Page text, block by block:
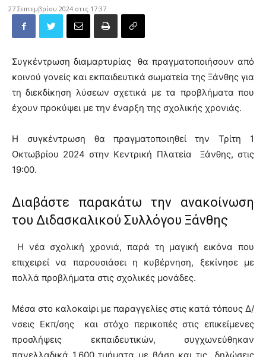
27 Σεπτεμβρίου 2024 στις 17:37
Συγκέντρωση διαμαρτυρίας θα πραγματοποιήσουν από
κοινού γονείς και εκπαιδευτικά σωματεία της Ξάνθης για
τη διεκδίκηση λύσεων σχετικά με τα προβλήματα που
έχουν προκύψει με την έναρξη της σχολικής χρονιάς.
Η συγκέντρωση θα πραγματοποιηθεί την Τρίτη 1
Οκτωβρίου 2024 στην Κεντρική Πλατεία Ξάνθης, στις
19:00.
Διαβάστε παρακάτω την ανακοίνωση
του Διδασκαλικού Συλλόγου Ξάνθης
Η νέα σχολική χρονιά, παρά τη μαγική εικόνα που
επιχειρεί να παρουσιάσει η κυβέρνηση, ξεκίνησε με
πολλά προβλήματα στις σχολικές μονάδες.
Μέσα στο καλοκαίρι με παραγγελίες στις κατά τόπους Δ/
νσεις Εκπ/σης και στόχο περικοπές στις επικείμενες
προσλήψεις εκπαιδευτικών, συγχωνεύθηκαν